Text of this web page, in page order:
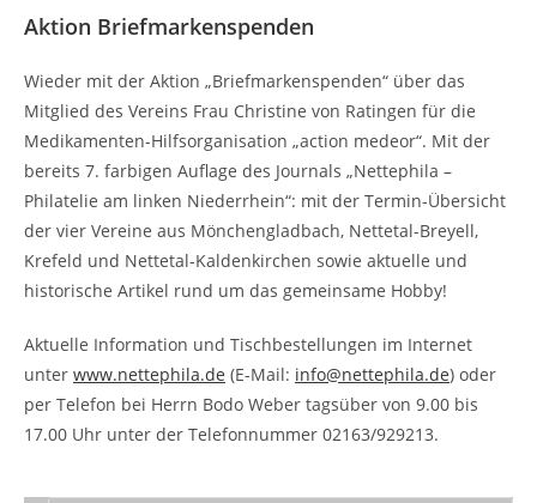
Aktion Briefmarkenspenden
Wieder mit der Aktion „Briefmarkenspenden“ über das
Mitglied des Vereins Frau Christine von Ratingen für die
Medikamenten-Hilfsorganisation „action medeor“. Mit der
bereits 7. farbigen Auflage des Journals „Nettephila –
Philatelie am linken Niederrhein“: mit der Termin-Übersicht
der vier Vereine aus Mönchengladbach, Nettetal-Breyell,
Krefeld und Nettetal-Kaldenkirchen sowie aktuelle und
historische Artikel rund um das gemeinsame Hobby!
Aktuelle Information und Tischbestellungen im Internet
unter www.nettephila.de (E-Mail: info@nettephila.de) oder
per Telefon bei Herrn Bodo Weber tagsüber von 9.00 bis
17.00 Uhr unter der Telefonnummer 02163/929213.